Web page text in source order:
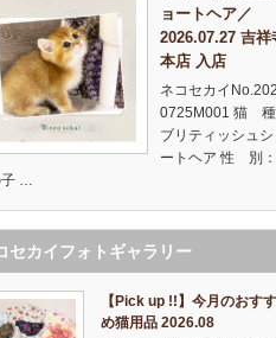
ョートヘア／
2026.07.27 吉祥
本店 入店
ネコセカイ
0725M001 猫 種
ブリティッシュシ
ートヘア 性 別
…
セカイフォトギャラリー
【Pick up !!】今月のおすす
め猫用品 2026.08